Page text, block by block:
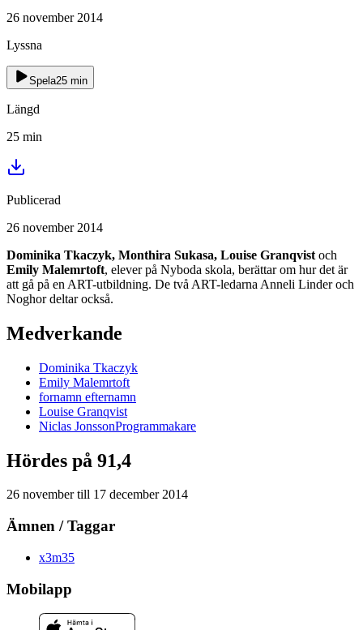
26 november 2014
Lyssna
Spela25 min
Längd
25 min
Publicerad
26 november 2014
Dominika Tkaczyk, Monthira Sukasa, Louise Granqvist och
Emily Malemrtoft, elever på Nyboda skola, berättar om hur det är
att gå på en ART-utbildning. De två ART-ledarna Anneli Linder och
Noghor deltar också.
Medverkande
Dominika Tkaczyk
Emily Malemrtoft
fornamn efternamn
Louise Granqvist
Niclas JonssonProgrammakare
Hördes på 91,4
26 novembertill 17 december 2014
Ämnen / Taggar
x3m35
Mobilapp